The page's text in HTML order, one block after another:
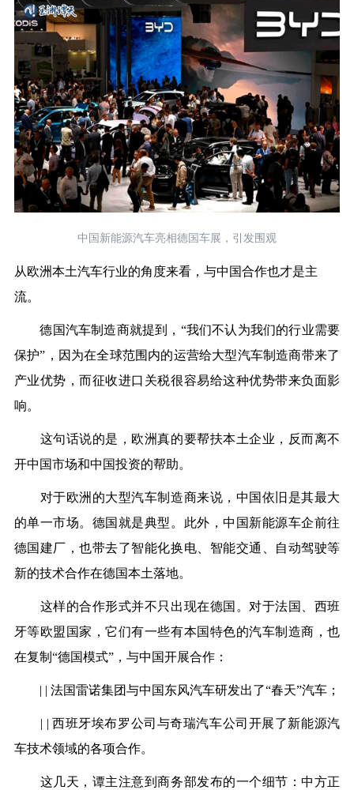
中国新能源汽车亮相德国车展，引发围观
从欧洲本土汽车行业的角度来看，与中国合作也才是主
流。
德国汽车制造商就提到，“我们不认为我们的行业需要
保护”，因为在全球范围内的运营给大型汽车制造商带来了
产业优势，而征收进口关税很容易给这种优势带来负面影
响。
这句话说的是，欧洲真的要帮扶本土企业，反而离不
开中国市场和中国投资的帮助。
对于欧洲的大型汽车制造商来说，中国依旧是其最大
的单一市场。德国就是典型。此外，中国新能源车企前往
德国建厂，也带去了智能化换电、智能交通、自动驾驶等
新的技术合作在德国本土落地。
这样的合作形式并不只出现在德国。对于法国、西班
牙等欧盟国家，它们有一些有本国特色的汽车制造商，也
在复制“德国模式”，与中国开展合作：
| | 法国雷诺集团与中国东风汽车研发出了“春天”汽车；
| | 西班牙埃布罗公司与奇瑞汽车公司开展了新能源汽
车技术领域的各项合作。
这几天，谭主注意到商务部发布的一个细节：中方正